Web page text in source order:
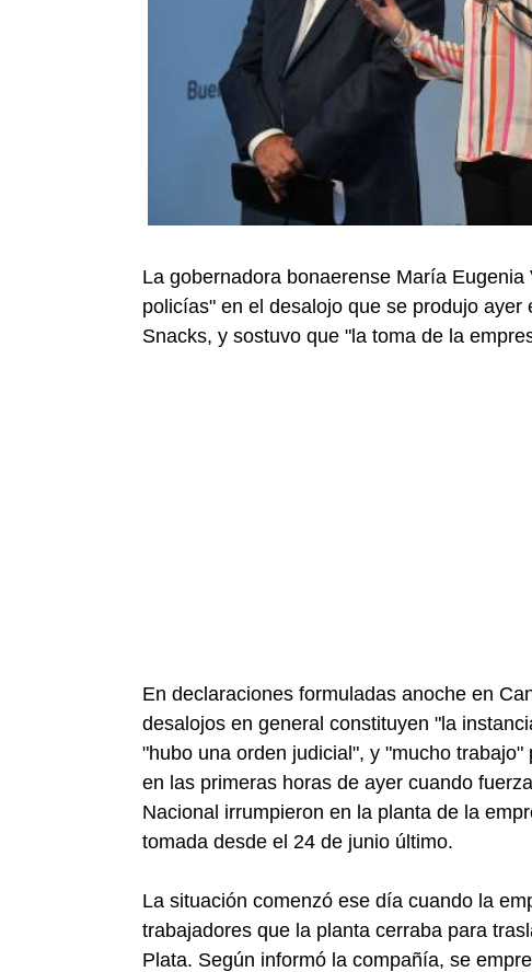
La gobernadora bonaerense María
policías" en el desalojo que se produjo
Snacks, y sostuvo que "la toma de la
En declaraciones formuladas anoche en
desalojos en general constituyen "la
"hubo una orden judicial", y "mucho
en las primeras horas de ayer cuando
Nacional irrumpieron en la planta de la
tomada desde el 24 de junio último.
La situación comenzó ese día cuando la
trabajadores que la planta cerraba para
Plata. Según informó la compañía, se